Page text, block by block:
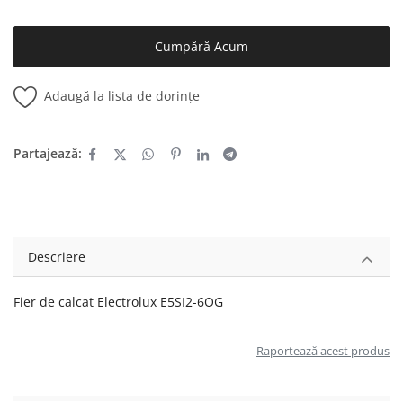
Cumpără Acum
Adaugă la lista de dorințe
Partajează:
Descriere
Fier de calcat Electrolux E5SI2-6OG
Raportează acest produs